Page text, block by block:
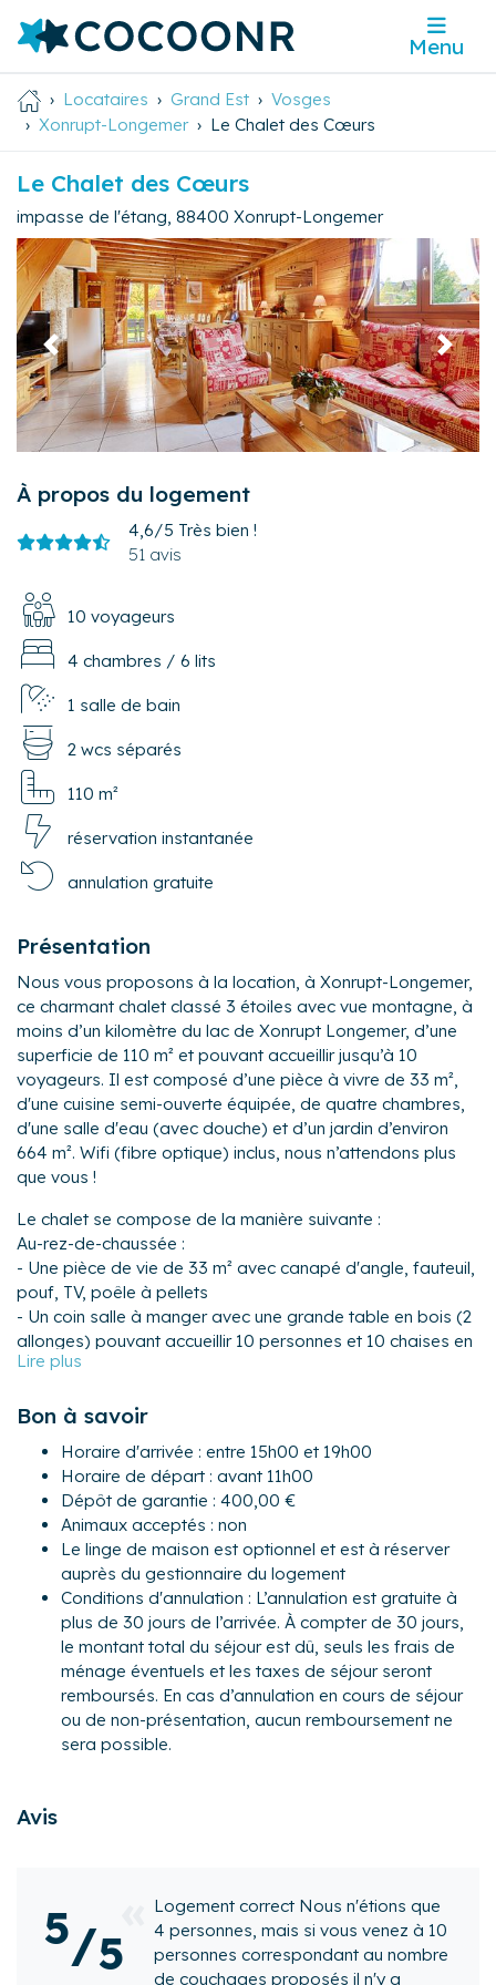
Menu
Locataires Grand Est
Vosges
Xonrupt-Longemer
Le Chalet des Cœurs
Le Chalet des Cœurs
impasse de l'étang 88400 Xonrupt-Longemer
Précédent
À propos du logement
4,6/5 Très bien !
51 avis
10 voyageurs
4 chambres / 6 lits
1 salle de bain
2 wcs séparés
110 m²
réservation instantanée
annulation gratuite
Présentation
Nous vous proposons à la location, à Xonrupt-Longemer,
ce charmant chalet classé 3 étoiles avec vue montagne, à
moins d’un kilomètre du lac de Xonrupt Longemer, d’une
superficie de 110 m² et pouvant accueillir jusqu’à 10
voyageurs. Il est composé d’une pièce à vivre de 33 m²,
d'une cuisine semi-ouverte équipée, de quatre chambres,
d'une salle d'eau (avec douche) et d’un jardin d’environ
664 m². Wifi (fibre optique) inclus, nous n’attendons plus
que vous !
Le chalet se compose de la manière suivante :
Au-rez-de-chaussée :
- Une pièce de vie de 33 m² avec canapé d'angle, fauteuil,
pouf, TV, poêle à pellets
- Un coin salle à manger avec une grande table en bois (2
allonges) pouvant accueillir 10 personnes et 10 chaises en
bois pour se réunir autour d'un bon repas.
bouilloire électrique, four, four à micro-ondes, grille-pain,
- Chambre 1 : un lit queen-size (160x200), des placards de
rangements, deux tables de nuit et un coffre fort
- Un grand cellier où sont installés un lave linge, un sèche
linge, un grand réfrigérateur, un porte- manteaux, le
matériel de ménage et les différents appareils à raclette,
crêpes, fondue... Des skis peuvent être rangés dans ce
espace.
- Une salle d'eau avec douche à l'italienne avec différents
types de jets, un sèche serviettes, une table à langer, une
baignoire bébé et un sèche-cheveux.
- WC séparé
Au 1er étage :
- Chambre 2 : un lit queen-size (160x200), un lit bébé, deux
tables de chevet et des meubles de rangement.
- Chambre 3 : un lit double (140x190), deux tables de nuit,
un lit parapluie et une armoire penderie
- Chambre 4 : deux lits superposés et un lit simple, soit 5
couchages individuels. Chaque lit est équipé d'un éclairage
rempli de jeux et livres d'enfants.
- Un beau jardin de 664 m² exposé sud est, privé qui est
clos par un grillage et la propriété est fermée par un
portail à deux vantaux. Un barbecue en dur est à
Bon à savoir
Horaire d'arrivée : entre 15h00 et 19h00
Horaire de départ : avant 11h00
Dépôt de garantie : 400,00 €
Animaux acceptés : non
Le linge de maison est optionnel et est à réserver
auprès du gestionnaire du logement
Conditions d'annulation : L’annulation est gratuite à
plus de 30 jours de l’arrivée. À compter de 30 jours,
le montant total du séjour est dû, seuls les frais de
ménage éventuels et les taxes de séjour seront
remboursés. En cas d’annulation en cours de séjour
ou de non-présentation, aucun remboursement ne
sera possible.
Avis
vous venez à 10
au nombre
5/5
Merci pour ce
Davida résidé à
Cœursen